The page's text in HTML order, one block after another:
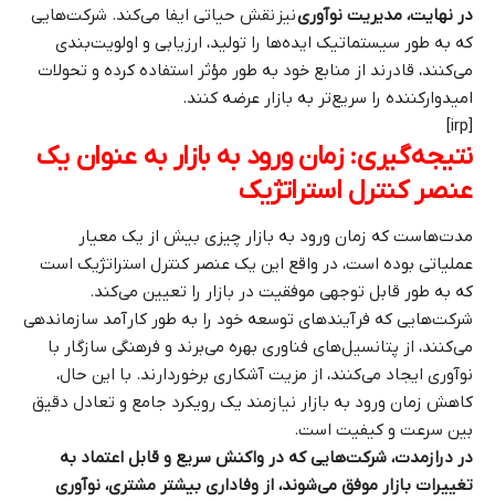
در نهایت، مدیریت نوآورینیز نقش حیاتی ایفا می‌کند. شرکت‌هایی
که به طور سیستماتیک ایده‌ها را تولید، ارزیابی و اولویت‌بندی
می‌کنند، قادرند از منابع خود به طور مؤثر استفاده کرده و تحولات
امیدوارکننده را سریع‌تر به بازار عرضه کنند.
[irp]
نتیجه‌گیری: زمان ورود به بازار به عنوان یک
عنصر کنترل استراتژیک
مدت‌هاست که زمان ورود به بازار چیزی بیش از یک معیار
عملیاتی بوده است، در واقع این یک عنصر کنترل استراتژیک است
که به طور قابل توجهی موفقیت در بازار را تعیین می‌کند.
شرکت‌هایی که فرآیندهای توسعه خود را به طور کارآمد سازماندهی
می‌کنند، از پتانسیل‌های فناوری بهره می‌برند و فرهنگی سازگار با
نوآوری ایجاد می‌کنند، از مزیت آشکاری برخوردارند. با این حال،
کاهش زمان ورود به بازار نیازمند یک رویکرد جامع و تعادل دقیق
بین سرعت و کیفیت است.
در درازمدت، شرکت‌هایی که در واکنش سریع و قابل اعتماد به
تغییرات بازار موفق می‌شوند، از وفاداری بیشتر مشتری، نوآوری